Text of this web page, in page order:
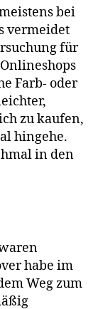
bei
vermeidet
für
Farb- oder
zu kaufen,
hingehe.
in den
habe im
Weg zum